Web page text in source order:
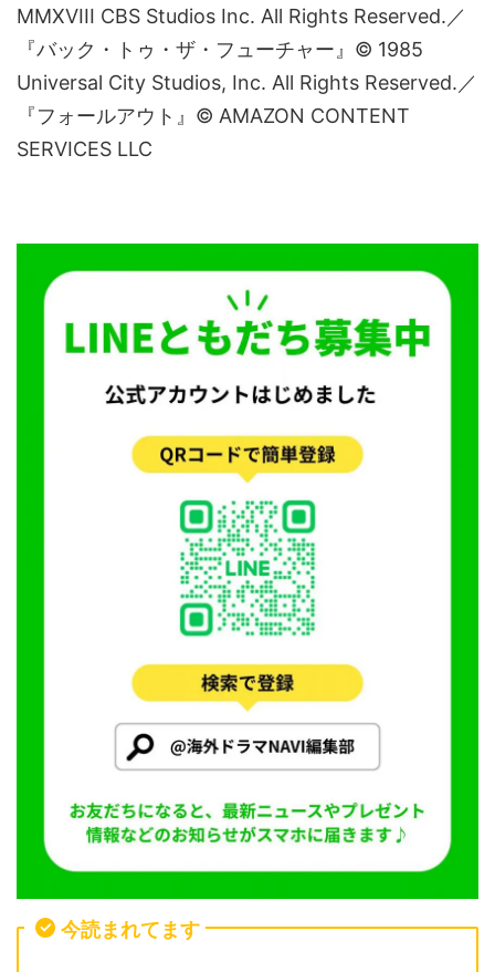
MMXVIII CBS Studios Inc. All Rights Reserved.／
『バック・トゥ・ザ・フューチャー』© 1985
Universal City Studios, Inc. All Rights Reserved.／
『フォールアウト』© AMAZON CONTENT
SERVICES LLC
今読まれてます